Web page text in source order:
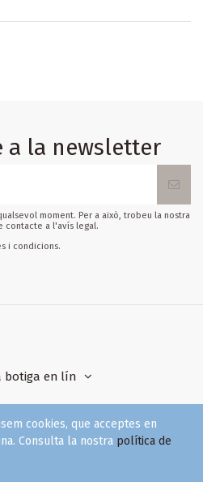
a la newsletter
moment. Per a això, trobeu la nostra
contacte a l'avís legal.
i condicions.
botiga en lín
cookies, que acceptes en
Consulta la nostra política de